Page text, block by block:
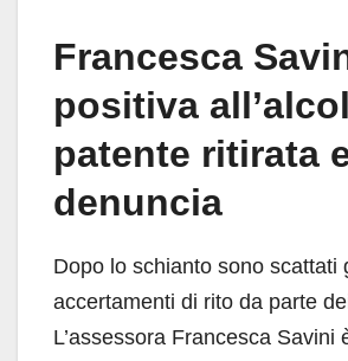
Francesca
positiva
patente ritirata
denuncia
Dopo lo schianto sono scattati
accertamenti di rito da parte
L’assessora Francesca Savini